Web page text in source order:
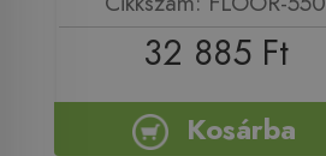
32 885 Ft
Kosárba